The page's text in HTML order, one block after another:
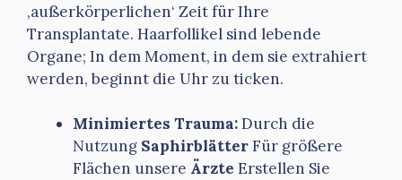
‚außerkörperlichen‘ Zeit für Ihre
Transplantate. Haarfollikel sind lebende
Organe; In dem Moment, in dem sie extrahiert
werden, beginnt die Uhr zu ticken.
Minimiertes Trauma:Durch die
Nutzung SaphirblätterFür größere
Flächen unsere Ärzte Erstellen Sie